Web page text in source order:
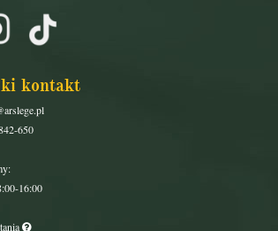
kontakt
650
16:00